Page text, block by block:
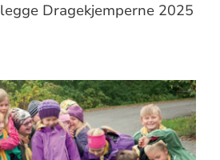
Dragekjemperne 2025